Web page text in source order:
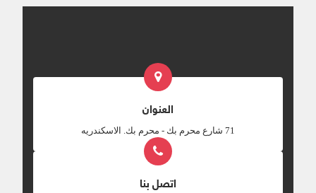
العنوان
‎71 شارع محرم بك - محرم بك. الاسكندريه
اتصل بنا